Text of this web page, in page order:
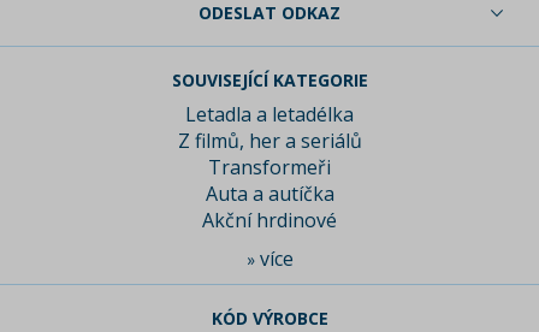
ODESLAT ODKAZ
SOUVISEJÍCÍ KATEGORIE
Letadla a letadélka
Z filmů, her a seriálů
Transformeři
Auta a autíčka
Akční hrdinové
» více
KÓD VÝROBCE